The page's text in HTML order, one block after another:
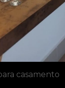
casamento